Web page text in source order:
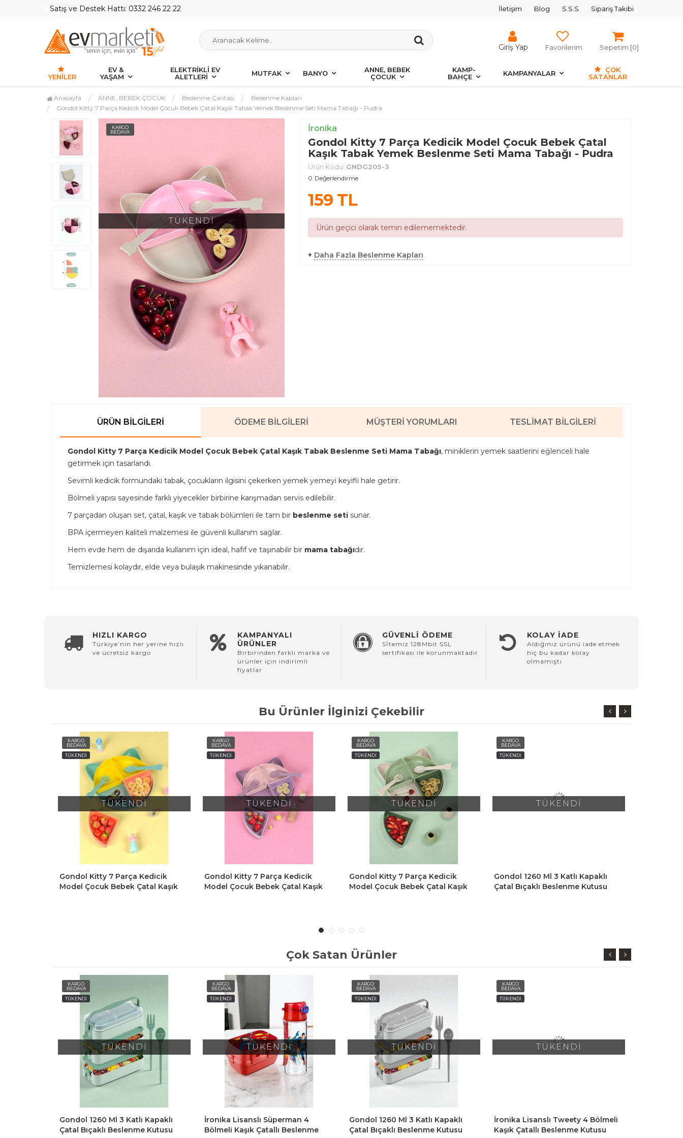
Satış ve Destek Hattı: 0332 246 22 22 İletişim Blog S.S.S Sipariş Takibi
Giriş Yap Favorilerim Sepetim [0]
YENILER
EV &
YAŞAM
ELEKTRİKLİ EV
ALETLERİ
MUTFAK BANYO
ANNE, BEBEK
ÇOCUK
KAMP-
BAHÇE
KAMPANYALAR
ÇOK
SATANLAR
Anasayfa ANNE, BEBEK ÇOCUK Beslenme Çantası
Beslenme Kapları
Gondol Kitty 7 Parça Kedicik Model Çocuk Bebek Çatal Kaşık Tabak Yemek Beslenme Seti Mama Tabağı - Pudra
KARGO
BEDAVA
TÜKENDİ
İronika
Gondol Kitty 7 Parça Kedicik Model Çocuk Bebek Çatal
Kaşık Tabak Yemek Beslenme Seti Mama Tabağı - Pudra
Ürün Kodu: GNDG205-3
0 Değerlendirme
159TL
Ürün geçici olarak temin edilememektedir.
+ Daha Fazla Beslenme Kapları
ÜRÜN BILGILERI ÖDEME BILGILERI MÜŞTERI YORUMLARI TESLIMAT BILGILERI
Gondol Kitty 7 Parça Kedicik Model Çocuk Bebek Çatal Kaşık Tabak Beslenme Seti Mama Tabağı, miniklerin yemek saatlerini eğlenceli hale
getirmek için tasarlandı.
Sevimli kedicik formundaki tabak, çocukların ilgisini çekerken yemek yemeyi keyifli hale getirir.
Bölmeli yapısı sayesinde farklı yiyecekler birbirine karışmadan servis edilebilir.
7 parçadan oluşan set, çatal, kaşık ve tabak bölümleri ile tam bir beslenme seti sunar.
BPA içermeyen kaliteli malzemesi ile güvenli kullanım sağlar.
Hem evde hem de dışarıda kullanım için ideal, hafif ve taşınabilir bir mama tabağıdır.
Temizlemesi kolaydır, elde veya bulaşık makinesinde yıkanabilir.
HIZLI KARGO
Türkiye’nin her yerine hızlı
ve ücretsiz kargo
KAMPANYALI
ÜRÜNLER
Birbirinden farklı marka ve
ürünler için indirimli
fiyatlar
GÜVENLİ ÖDEME
Sİtemiz 128Mbit SSL
sertifikası ile korunmaktadır
KOLAY İADE
Aldığınız ürünü iade etmek
hiç bu kadar kolay
olmamıştı
Bu Ürünler İlginizi Çekebilir
KARGO
BEDAVA
TÜKENDİ
TÜKENDİ
Gondol Kitty 7 Parça Kedicik
Model Çocuk Bebek Çatal Kaşık
KARGO
BEDAVA
TÜKENDİ
TÜKENDİ
Gondol Kitty 7 Parça Kedicik
Model Çocuk Bebek Çatal Kaşık
KARGO
BEDAVA
TÜKENDİ
TÜKENDİ
Gondol Kitty 7 Parça Kedicik
Model Çocuk Bebek Çatal Kaşık
KARGO
BEDAVA
TÜKENDİ
TÜKENDİ
Gondol 1260 Ml 3 Katlı Kapaklı
Çatal Bıçaklı Beslenme Kutusu
Çok Satan Ürünler
KARGO
BEDAVA
TÜKENDİ
TÜKENDİ
Gondol 1260 Ml 3 Katlı Kapaklı
Çatal Bıçaklı Beslenme Kutusu
KARGO
BEDAVA
TÜKENDİ
TÜKENDİ
İronika Lisanslı Süperman 4
Bölmeli Kaşık Çatallı Beslenme
KARGO
BEDAVA
TÜKENDİ
TÜKENDİ
Gondol 1260 Ml 3 Katlı Kapaklı
Çatal Bıçaklı Beslenme Kutusu
KARGO
BEDAVA
TÜKENDİ
TÜKENDİ
İronika Lisanslı Tweety 4 Bölmeli
Kaşık Çatallı Beslenme Kutusu